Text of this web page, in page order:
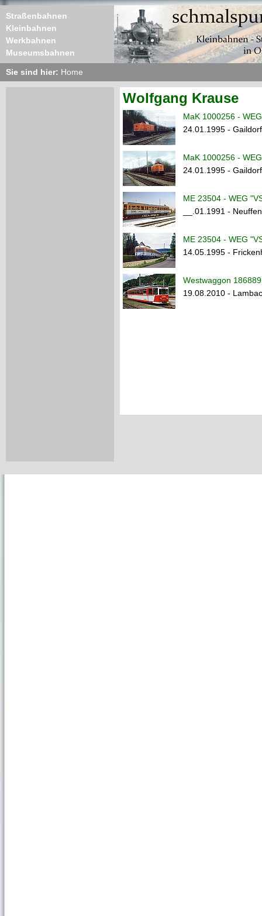
Straßenbahnen
Kleinbahnen
Werkbahnen
Museumsbahnen
Sie sind hier: Home
Wolfgang Krause
MaK 1000256 - WEG
24.01.1995 -
MaK 1000256 - WEG
24.01.1995 -
ME 23504 - WEG
__.01.1991 -
ME 23504 - WEG
14.05.1995 -
Westwaggon
19.08.2010 -